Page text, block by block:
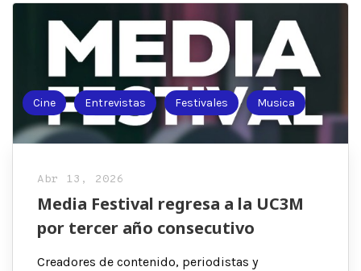
Cine Entrevistas Festivales Musica
Abr 13, 2026
Media Festival regresa a la UC3M
por tercer año consecutivo
Creadores de contenido, periodistas y